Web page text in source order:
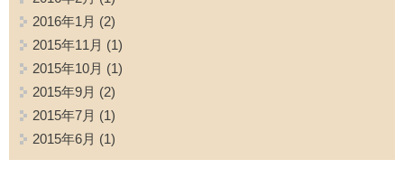
2016年1月 (2)
2015年11月 (1)
2015年10月 (1)
2015年9月 (2)
2015年7月 (1)
2015年6月 (1)